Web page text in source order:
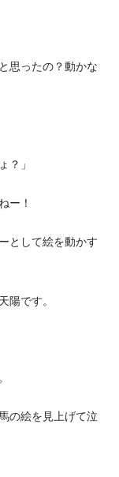
思ったの？動かな
？」
ー！
として絵を動かす
陽です。
の絵を見上げて泣